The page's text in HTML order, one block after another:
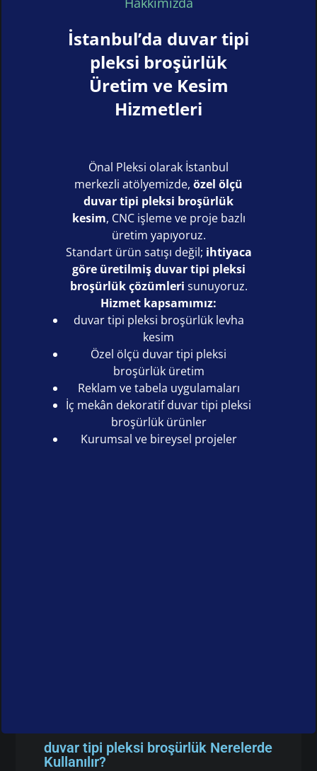
İstanbul’da duvar tipi
pleksi broşürlük
Üretim ve Kesim
Hizmetleri
Önal Pleksi olarak İstanbul
merkezli atölyemizde, özel ölçü
duvar tipi pleksi broşürlük
kesim, CNC işleme ve proje bazlı
üretim yapıyoruz.
Standart ürün satışı değil; ihtiyaca
göre üretilmiş duvar tipi pleksi
broşürlük çözümleri sunuyoruz.
Hizmet kapsamımız:
duvar tipi pleksi broşürlük levha
kesim
Özel ölçü duvar tipi pleksi
broşürlük üretim
Reklam ve tabela uygulamaları
İç mekân dekoratif duvar tipi pleksi
broşürlük ürünler
Kurumsal ve bireysel projeler
duvar tipi pleksi broşürlük Nerelerde
Kullanılır?